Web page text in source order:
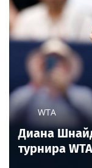
WTA
Диана
турнира